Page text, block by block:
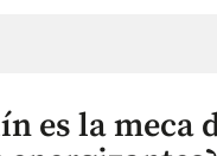
es la meca